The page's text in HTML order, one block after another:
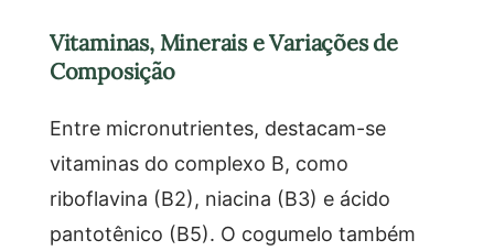
Vitaminas, Minerais e Variações de
Composição
Entre micronutrientes, destacam-se
vitaminas do complexo B, como
riboflavina (B2), niacina (B3) e ácido
pantotênico (B5). O cogumelo também